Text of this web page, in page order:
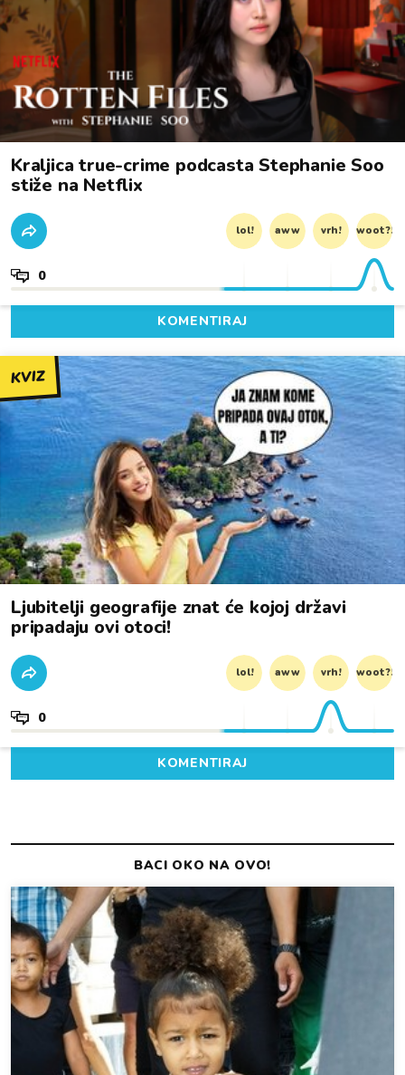
Kraljica true-crime podcasta Stephanie Soo
stiže na Netflix
lol! aww vrh! woot?!
0
KOMENTIRAJ
KVIZ
Ljubitelji geografije znat će kojoj državi
pripadaju ovi otoci!
lol! aww vrh! woot?!
0
KOMENTIRAJ